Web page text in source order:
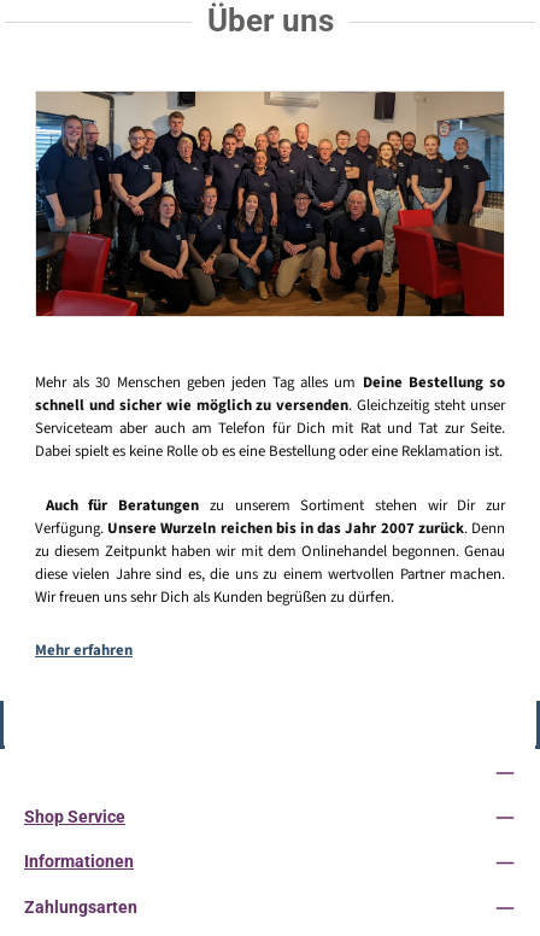
Über uns
Mehr als 30 Menschen geben jeden Tag alles um Deine Bestellung so
schnell und sicher wie möglich zu versenden. Gleichzeitig steht unser
Serviceteam aber auch am Telefon für Dich mit Rat und Tat zur Seite.
Dabei spielt es keine Rolle ob es eine Bestellung oder eine Reklamation ist.
Auch für Beratungen zu unserem Sortiment stehen wir Dir zur
Verfügung. Unsere Wurzeln reichen bis in das Jahr 2007 zurück. Denn
zu diesem Zeitpunkt haben wir mit dem Onlinehandel begonnen. Genau
diese vielen Jahre sind es, die uns zu einem wertvollen Partner machen.
Wir freuen uns sehr Dich als Kunden begrüßen zu dürfen.
Mehr erfahren
Shop Service
Informationen
Zahlungsarten